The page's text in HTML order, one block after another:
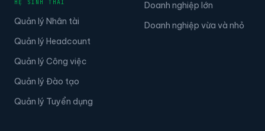
HỆ SINH THÁI
Quản lý Nhân tài
Quản lý Headcount
Quản lý Công việc
Quản lý Đào tạo
Quản lý Tuyển dụng
Doanh nghiệp lớn
Doanh nghiệp vừa và nhỏ